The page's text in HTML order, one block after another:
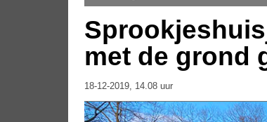
met de grond
18-12-2019, 14.08 uur